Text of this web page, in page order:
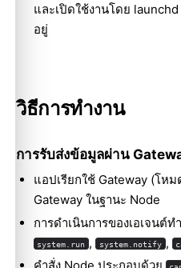
และเปิดใช้งานโดย
อยู่
วิธีการทำงาน
การรับส่งข้อมูลผ่าน
แอปเรียกใช้ Gateway (โห
Gateway ในฐานะ Node
การดำเนินการของเอเจนต์ท
system.run , system.notify ,